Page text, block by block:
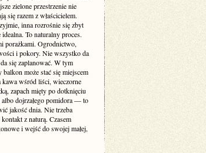
zielone przestrzenie nie
się razem z właścicielem.
inna rozrośnie się zbyt
To naturalny proces.
porażkami. Ogrodnictwo,
i pokory. Nie wszystko da
się zaplanować. W tym
może stać się miejscem
kawa wśród liści, wieczorne
zapach mięty po dotknięciu
dojrzałego pomidora — to
jakość dnia. Nie trzeba
z naturą. Czasem
i wejść do swojej małej,